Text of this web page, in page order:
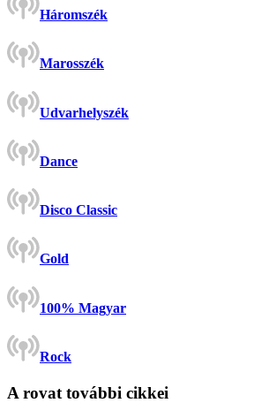
Háromszék
Marosszék
Udvarhelyszék
Dance
Disco Classic
Gold
100% Magyar
Rock
A rovat további cikkei